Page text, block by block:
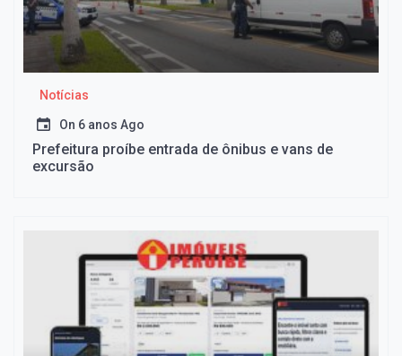
Notícias
On 6 anos Ago
Prefeitura proíbe entrada de ônibus e vans de
excursão